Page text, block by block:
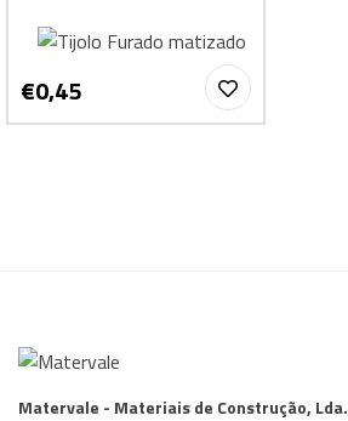
€0,45
Matervale - Materiais de Construção, Lda.